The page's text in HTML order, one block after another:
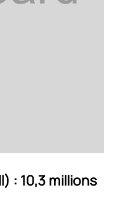
: 10,3 millions